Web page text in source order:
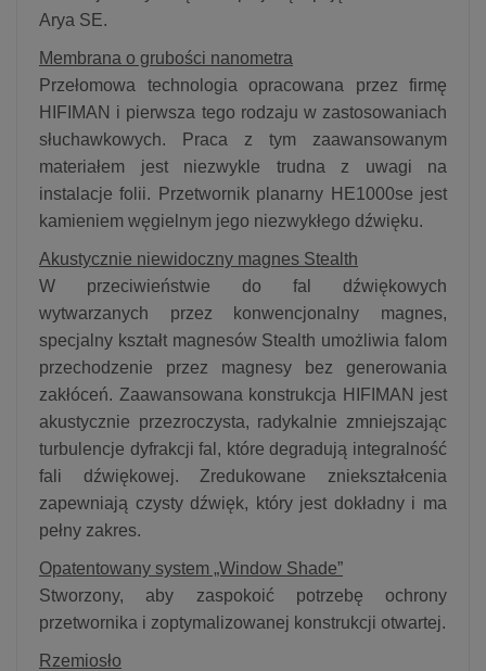
Arya SE.
Membrana o grubości nanometra
Przełomowa technologia opracowana przez firmę
HIFIMAN i pierwsza tego rodzaju w zastosowaniach
słuchawkowych. Praca z tym zaawansowanym
materiałem jest niezwykle trudna z uwagi na
instalacje folii. Przetwornik planarny HE1000se jest
kamieniem węgielnym jego niezwykłego dźwięku.
Akustycznie niewidoczny magnes Stealth
W przeciwieństwie do fal dźwiękowych
wytwarzanych przez konwencjonalny magnes,
specjalny kształt magnesów Stealth umożliwia falom
przechodzenie przez magnesy bez generowania
zakłóceń. Zaawansowana konstrukcja HIFIMAN jest
akustycznie przezroczysta, radykalnie zmniejszając
turbulencje dyfrakcji fal, które degradują integralność
fali dźwiękowej. Zredukowane zniekształcenia
zapewniają czysty dźwięk, który jest dokładny i ma
pełny zakres.
Opatentowany system „Window Shade”
Stworzony, aby zaspokoić potrzebę ochrony
przetwornika i zoptymalizowanej konstrukcji otwartej.
Rzemiosło